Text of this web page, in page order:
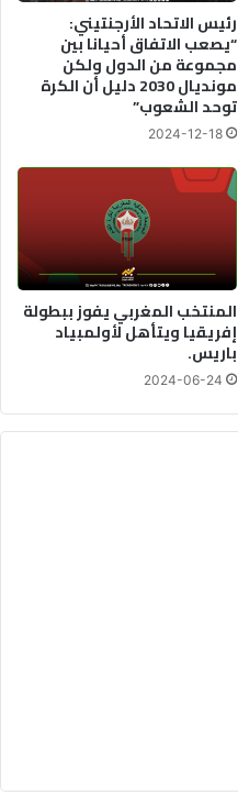
رئيس الاتحاد الأرجنتيني:
“يصعب الاتفاق أحيانا بين
مجموعة من الدول ولكن
مونديال 2030 دليل أن الكرة
توحد الشعوب”
2024-12-18
المنتخب المغربي يفوز ببطولة
إفريقيا ويتأهل لأولمبياد
باريس.
2024-06-24